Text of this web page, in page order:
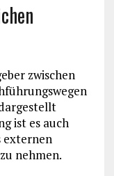
zwischen
ist es auch
externen
nehmen.